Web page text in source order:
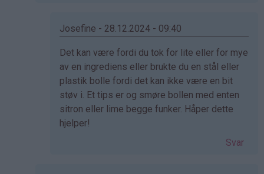
Wenche
bekreftet)
Josefine - 28.12.2024 - 09:40
Som
svar
på
av
Morgan
(ikke
Det kan være fordi du tok for lite eller for mye
av en ingrediens eller brukte du en stål eller
plastik bolle fordi det kan ikke være en bit
støv i. Et tips er og smøre bollen med enten
sitron eller lime begge funker. Håper dette
hjelper!
Svar